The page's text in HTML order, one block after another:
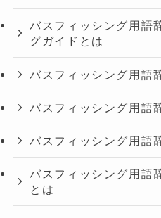
バスフィッシング用語
グガイドとは
バスフィッシング用語
バスフィッシング用語
バスフィッシング用語
バスフィッシング用語
とは